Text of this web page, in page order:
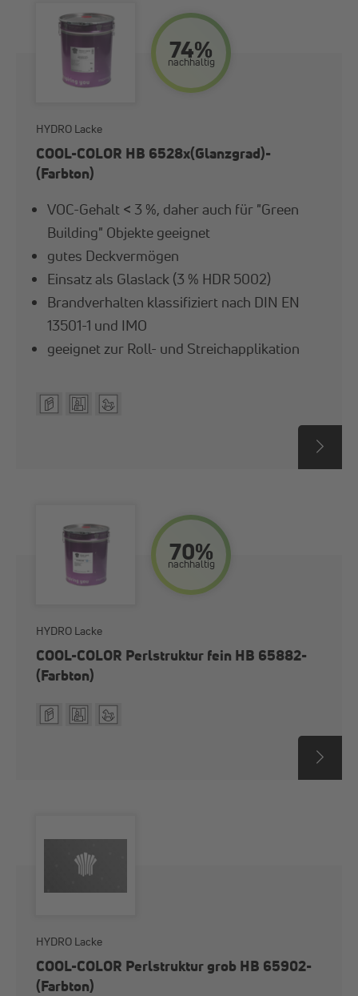
74%
nach­haltig
HYDRO Lacke
COOL-COLOR HB 6528x(Glanzgrad)-
(Farbton)
VOC-Gehalt < 3 %, daher auch für "Green
Building" Objekte geeignet
gutes Deckvermögen
Einsatz als Glaslack (3 % HDR 5002)
Brandverhalten klassifiziert nach DIN EN
13501-1 und IMO
geeignet zur Roll- und Streichapplikation
70%
nach­haltig
HYDRO Lacke
COOL-COLOR Perlstruktur fein HB 65882-
(Farbton)
HYDRO Lacke
COOL-COLOR Perlstruktur grob HB 65902-
(Farbton)